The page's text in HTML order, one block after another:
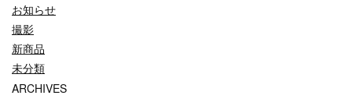
お知らせ
撮影
新商品
未分類
ARCHIVES